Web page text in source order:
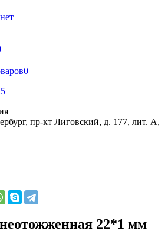
0
пр-кт Лиговский, д. 177, лит. А,
22*1 мм